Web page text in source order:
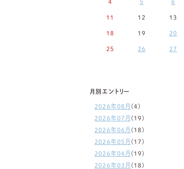
4 5 6
11 12 13
18 19 20
25 26 27
月別エントリー
2026年08月 (4)
2026年07月 (19)
2026年06月 (18)
2026年05月 (17)
2026年04月 (19)
2026年03月 (18)